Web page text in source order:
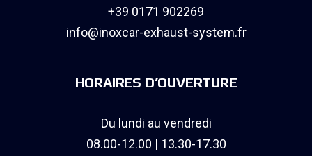
+39 0171 902269
info@inoxcar-exhaust-system.fr
HORAIRES D’OUVERTURE
Du lundi au vendredi
08.00-12.00 | 13.30-17.30